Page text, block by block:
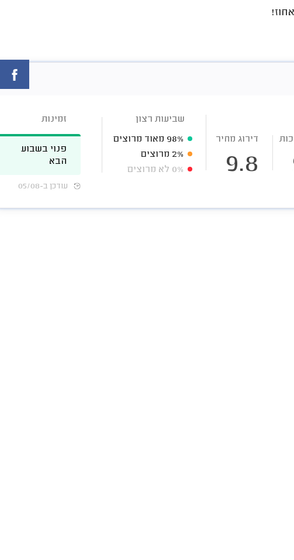
דירוג מחיר
9.8
שביעות רצון
98% מאוד מרוצים
2% מרוצים
0% לא מרוצים
זמינות
פנוי בשבוע
הבא
עודכן ב-05/08